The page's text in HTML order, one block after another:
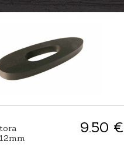
9.50 €